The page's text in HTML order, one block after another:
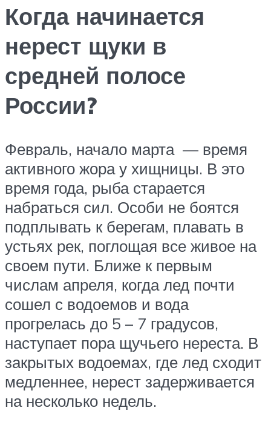
Когда начинается
нерест щуки в
средней полосе
России?
Февраль, начало марта — время
активного жора у хищницы. В это
время года, рыба старается
набраться сил. Особи не боятся
подплывать к берегам, плавать в
устьях рек, поглощая все живое на
своем пути. Ближе к первым
числам апреля, когда лед почти
сошел с водоемов и вода
прогрелась до 5 – 7 градусов,
наступает пора щучьего нереста. В
закрытых водоемах, где лед сходит
медленнее, нерест задерживается
на несколько недель.